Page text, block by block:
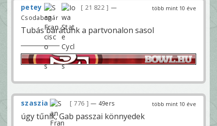
több mint 10 éve
petey 21 822
—
Csodabogár
Tubás barátunk a partvonalon sasol
több mint 10 éve
szaszia 776 — 49ers
úgy tűnik, Gab passzai könnyedek